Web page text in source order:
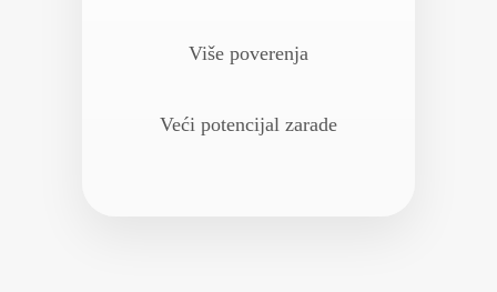
Više poverenja
Veći potencijal zarade